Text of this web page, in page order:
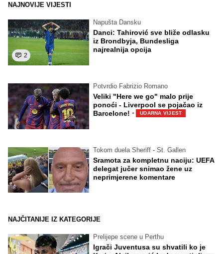
NAJNOVIJE VIJESTI
2
Napušta Dansku
Danci: Tahirović sve bliže odlasku
iz Brondbyja, Bundesliga
najrealnija opcija
Potvrdio Fabrizio Romano
Veliki "Here we go" malo prije
ponoći - Liverpool se pojačao iz
Barcelone! · UDARNA VIJEST
Tokom duela Sheriff - St. Gallen
Sramota za kompletnu naciju: UEFA
delegat jučer snimao žene uz
neprimjerene komentare
NAJČITANIJE IZ KATEGORIJE
Prelijepe scene u Perthu
Igrači Juventusa su shvatili ko je